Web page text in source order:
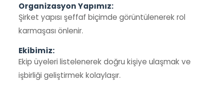
Organizasyon Yapımız:
Şirket yapısı şeffaf biçimde görüntülenerek rol
karmaşası önlenir.
Ekibimiz:
Ekip üyeleri listelenerek doğru kişiye ulaşmak ve
işbirliği geliştirmek kolaylaşır.